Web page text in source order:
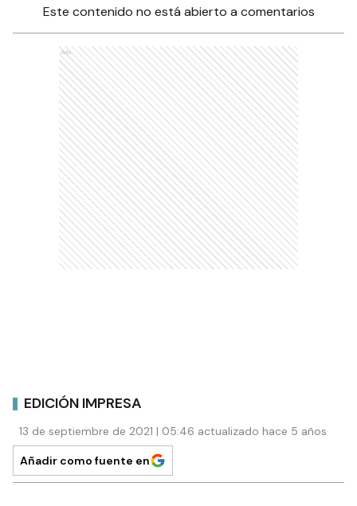
Este contenido no está abierto a comentarios
Ads
EDICIÓN IMPRESA
13 de septiembre de 2021 | 05:46 actualizado hace 5 años
Añadir como fuente en